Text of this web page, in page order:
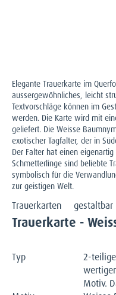
Elegante Trauerkarte im
aussergewöhnliches, leicht
Textvorschläge können im
werden. Die Karte wird mit
geliefert. Die Weisse
exotischer Tagfalter, der in
Der Falter hat einen
Schmetterlinge sind beliebte
symbolisch für die
zur geistigen Welt.
Trauerkarten gestaltbar
Trauerkarte -
Typ
2-
Motiv.